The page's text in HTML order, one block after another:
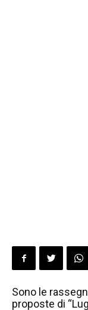
Sono le
proposte di